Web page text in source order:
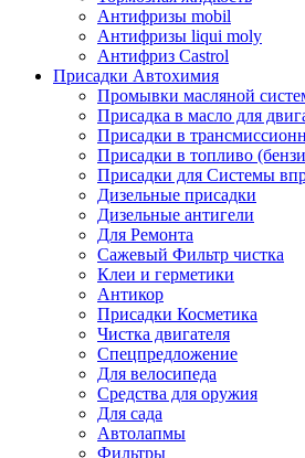
Антифризы mobil
Антифризы liqui moly
Антифриз Castrol
Присадки Автохимия
Промывки масляной
Присадка в масло для
Присадки в
Присадки в топливо
Присадки для Системы
Дизельные присадки
Дизельные антигели
Для Ремонта
Сажевый Фильтр чистка
Клеи и герметики
Антикор
Присадки Косметика
Чистка двигателя
Спецпредложение
Для велосипеда
Средства для оружия
Для сада
Автолапмы
Фильтры